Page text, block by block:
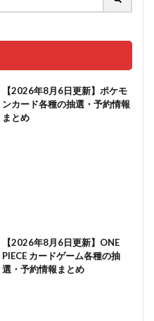
【2026年8月6日更新】ポケモ
ンカード各種の抽選・予約情報
まとめ
【2026年8月6日更新】ONE
PIECE カードゲーム各種の抽
選・予約情報まとめ